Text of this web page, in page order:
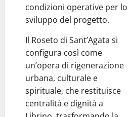
condizioni operative per lo
sviluppo del progetto.
Il Roseto di Sant’Agata si
configura così come
un’opera di rigenerazione
urbana, culturale e
spirituale, che restituisce
centralità e dignità a